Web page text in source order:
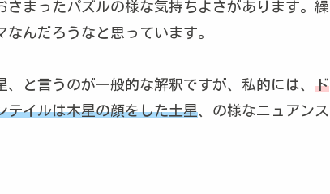
まったパズルの様な気持ちよさがあります。繰
んだろうなと思っています。
と言うのが一般的な解釈ですが、私的には、 ド
テイルは木星の顔をした土星、の様なニュアンス